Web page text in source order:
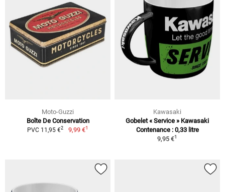
Moto-Guzzi
Boîte De Conservation
PVC 11,95 €2 9,99 €1
Kawasaki
Gobelet « Service » Kawasaki
Contenance : 0,33 litre
9,95 €1